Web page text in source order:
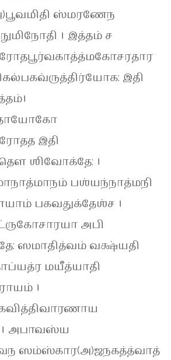
ஸ்மரணேந
। இத்தம் ச
இதி
இதி
ஶிவோக்தே: ।
பஶ்யந்நாத்மநி
பகவதுக்தேஶ்ச ।
அபி
ஸமாதித்வம் வக்ஷ்யதி
மயீத்யாதி
।
அபாவஸ்ய
ஸம்ஸ்கார(அ)ஜநகத்த்வாத்